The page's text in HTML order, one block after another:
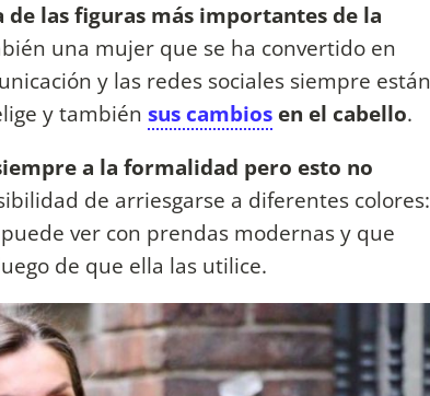
de las figuras más importantes de la
una mujer que se ha convertido en
y las redes sociales siempre están
y también sus cambios en el cabello.
a la formalidad pero esto no
de arriesgarse a diferentes colores:
ver con prendas modernas y que
de que ella las utilice.